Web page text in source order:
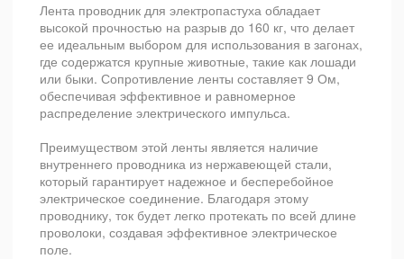
Лента проводник для электропастуха обладает
высокой прочностью на разрыв до 160 кг, что делает
ее идеальным выбором для использования в загонах,
где содержатся крупные животные, такие как лошади
или быки. Сопротивление ленты составляет 9 Ом,
обеспечивая эффективное и равномерное
распределение электрического импульса.
Преимуществом этой ленты является наличие
внутреннего проводника из нержавеющей стали,
который гарантирует надежное и бесперебойное
электрическое соединение. Благодаря этому
проводнику, ток будет легко протекать по всей длине
проволоки, создавая эффективное электрическое
поле.